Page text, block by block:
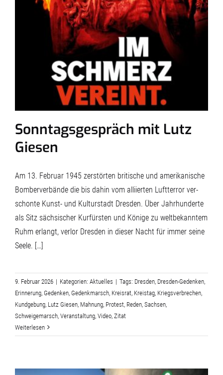
Sonntagsgespräch mit Lutz
Giesen
Am 13. Februar 1945 zerstörten britische und amerikanische
Bomberverbände die bis dahin vom alliierten Luftterror ver­
schonte Kunst- und Kulturstadt Dresden. Über Jahr­hunderte
als Sitz sächsischer Kurfürsten und Könige zu weltbekanntem
Ruhm erlangt, verlor Dresden in dieser Nacht für immer seine
Seele. […]
9. Februar 2026 | Kategorien: Aktuelles | Tags: Dresden, Dresden-Gedenken,
Erinnerung, Gedenken, Gedenkmarsch, Kreisrat, Kreistag, Kriegsverbrechen,
Kundgebung, Lutz Giesen, Mahnung, Protest, Reden, Sachsen,
Schweigemarsch, Veranstaltung, Video, Zitat
Weiterlesen